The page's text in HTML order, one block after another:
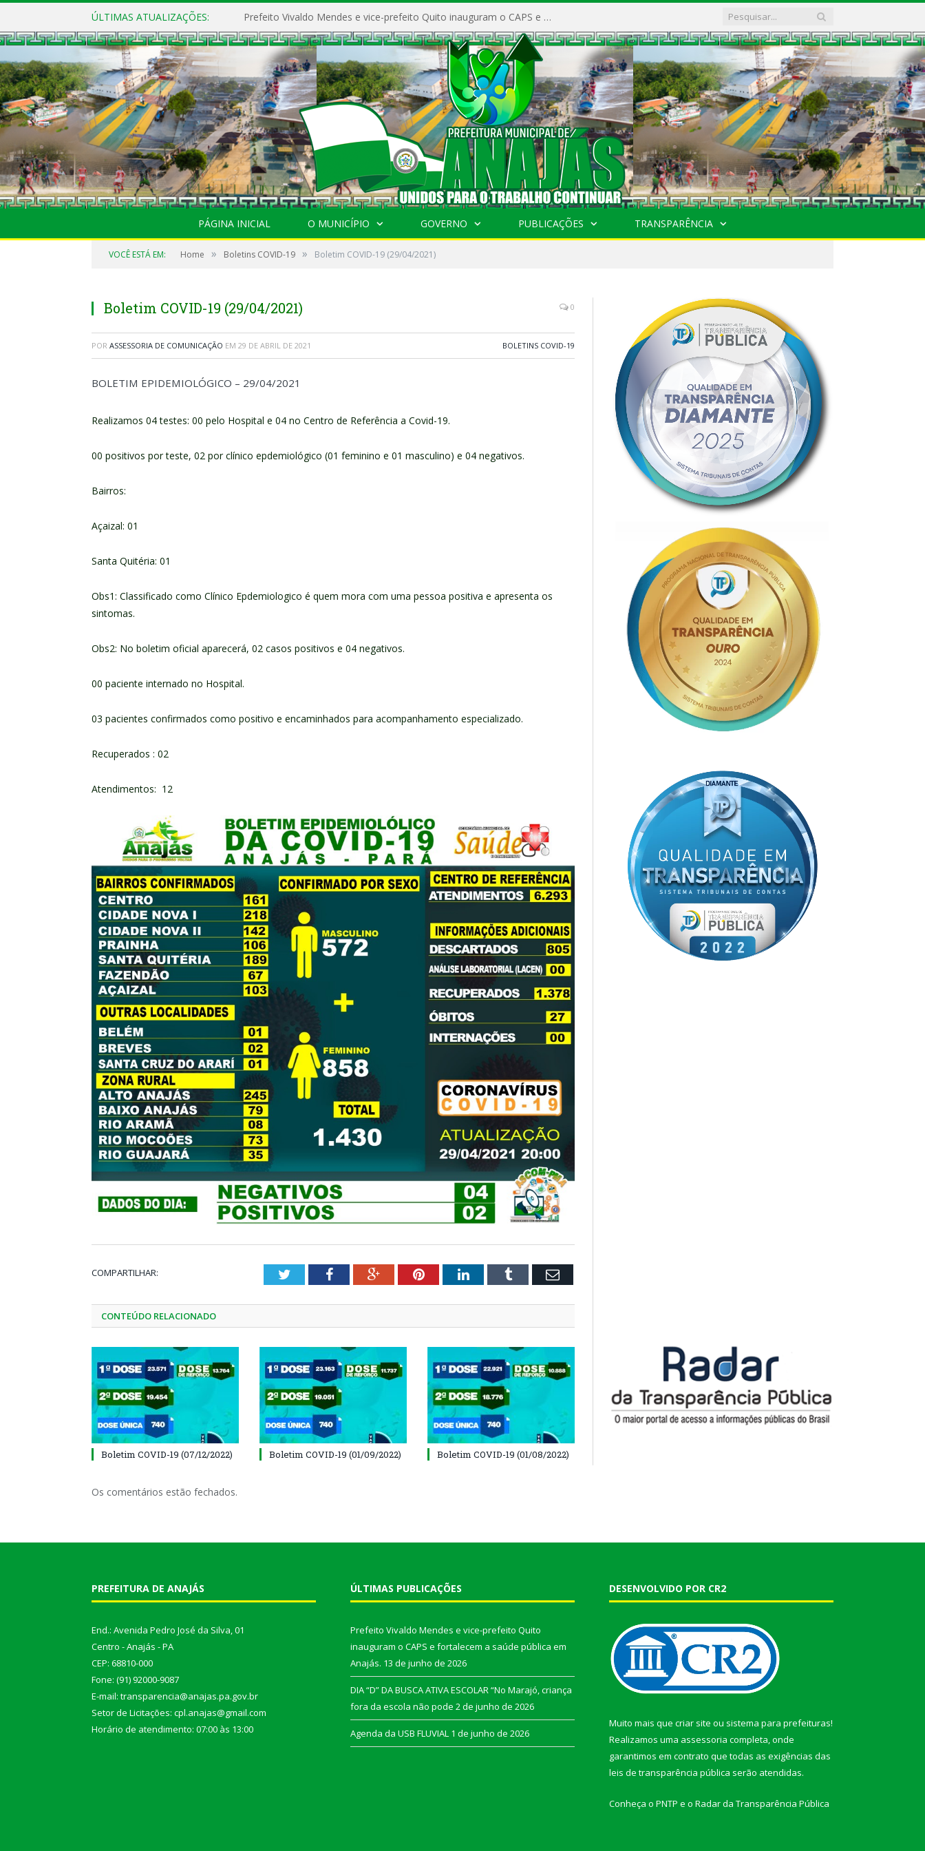
ÚLTIMAS ATUALIZAÇÕES: Prefeito Vivaldo Mendes e vice-prefeito Quito inauguram o CAPS e fortalecem a saúde pública em Anajás.
PÁGINA INICIAL O MUNICÍPIO GOVERNO PUBLICAÇÕES TRANSPARÊNCIA
VOCÊ ESTÁ EM: Home » Boletins COVID-19 » Boletim COVID-19 (29/04/2021)
Boletim COVID-19 (29/04/2021) 0
POR ASSESSORIA DE COMUNICAÇÃO EM 29 DE ABRIL DE 2021 BOLETINS COVID-19
BOLETIM EPIDEMIOLÓGICO – 29/04/2021
Realizamos 04 testes: 00 pelo Hospital e 04 no Centro de Referência a Covid-19.
00 positivos por teste, 02 por clínico epdemiológico (01 feminino e 01 masculino) e 04 negativos.
Bairros:
Açaizal: 01
Santa Quitéria: 01
Obs1: Classificado como Clínico Epdemiologico é quem mora com uma pessoa positiva e apresenta os
sintomas.
Obs2: No boletim oficial aparecerá, 02 casos positivos e 04 negativos.
00 paciente internado no Hospital.
03 pacientes confirmados como positivo e encaminhados para acompanhamento especializado.
Recuperados : 02
Atendimentos: 12
COMPARTILHAR: TwitterFacebookGoogle+PinterestLinkedInTumblr Email
CONTEÚDO RELACIONADO
Boletim COVID-19 (07/12/2022) Boletim COVID-19 (01/09/2022) Boletim COVID-19 (01/08/2022)
Os comentários estão fechados.
PREFEITURA DE ANAJÁS
End.: Avenida Pedro José da Silva, 01
Centro - Anajás - PA
CEP: 68810-000
Fone: (91) 92000-9087
E-mail: transparencia@anajas.pa.gov.br
Setor de Licitações: cpl.anajas@gmail.com
Horário de atendimento: 07:00 às 13:00
ÚLTIMAS PUBLICAÇÕES
Prefeito Vivaldo Mendes e vice-prefeito Quito
inauguram o CAPS e fortalecem a saúde pública em
Anajás. 13 de junho de 2026
DIA “D” DA BUSCA ATIVA ESCOLAR “No Marajó, criança
fora da escola não pode 2 de junho de 2026
Agenda da USB FLUVIAL 1 de junho de 2026
DESENVOLVIDO POR CR2
Muito mais que criar site ou sistema para prefeituras!
Realizamos uma assessoria completa, onde
garantimos em contrato que todas as exigências das
leis de transparência pública serão atendidas.
Conheça o PNTP e o Radar da Transparência Pública